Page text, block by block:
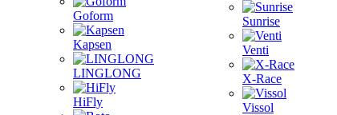
Goform
Kapsen
LINGLONG
HiFly
Sunrise
Venti
X-Race
Vissol